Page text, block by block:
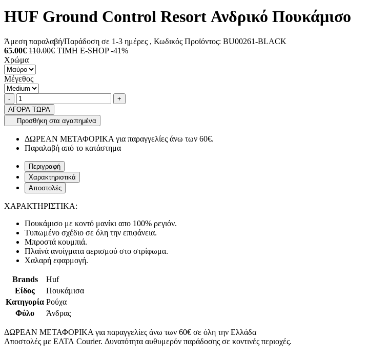
HUF Ground Control Resort Ανδρικό Πουκάμισο
Άμεση παραλαβή/Παράδοση σε 1-3 ημέρες , Κωδικός Προϊόντος: BU00261-BLACK
65.00€ 110.00€ ΤΙΜΗ E-SHOP -41%
Χρώμα
Μέγεθος
Ποσότητα
-product.increase.quantity +
ΑΓΟΡΑ ΤΩΡΑ
Προσθήκη στα αγαπημένα
ΔΩΡΕΑΝ ΜΕΤΑΦΟΡΙΚΑ για παραγγελίες άνω των 60€.
Παραλαβή από το κατάστημα
Περιγραφή
Χαρακτηριστικά
Αποστολές
ΧΑΡΑΚΤΗΡΙΣΤΙΚΑ:
Πουκάμισο με κοντό μανίκι απο 100% ρεγιόν.
Τυπωμένο σχέδιο σε όλη την επιφάνεια.
Μπροστά κουμπιά.
Πλαϊνά ανοίγματα αερισμού στο στρίφωμα.
Χαλαρή εφαρμογή.
Brands
Huf
Είδος
Πουκάμισα
Κατηγορία Ρούχα
Φύλο
Άνδρας
ΔΩΡΕΑΝ ΜΕΤΑΦΟΡΙΚΑ για παραγγελίες άνω των 60€ σε όλη την Ελλάδα
Αποστολές με ΕΛΤΑ Courier. Δυνατότητα αυθυμερόν παράδοσης σε κοντινές περιοχές.